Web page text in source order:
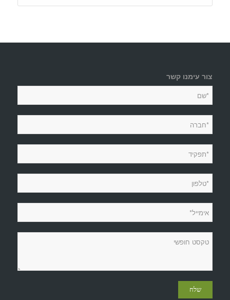
צור עימנו קשר